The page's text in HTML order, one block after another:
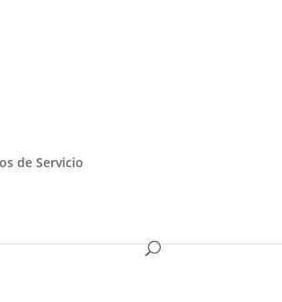
de Servicio